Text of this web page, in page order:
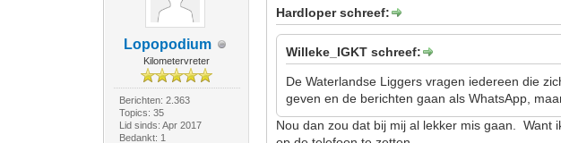
Lopopodium
Kilometervreter
Berichten: 2.363
Topics: 35
Lid sinds: Apr 2017
Bedankt: 1
Hardloper schreef:
Willeke_IGKT schreef:
De Waterlandse Liggers vragen iedereen die
geven en de berichten gaan als WhatsApp,
Nou dan zou dat bij mij al lekker mis gaan. Want